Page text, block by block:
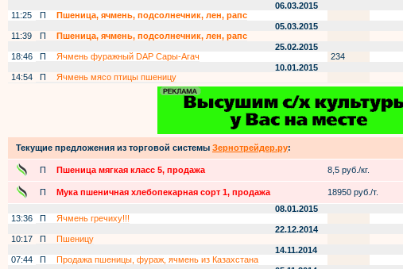
06.03.2015
11:25
П Пшеница, ячмень, подсолнечник, лен, рапс
05.03.2015
11:39
П Пшеница, ячмень, подсолнечник, лен, рапс
25.02.2015
18:46
П Ячмень фуражный DAP Сары-Агач 234
10.01.2015
14:54
П Ячмень мясо птицы пшеницу
Текущие предложения из торговой системы Зернотрейдер.ру:
П Пшеница мягкая класс 5, продажа 8,5 руб./кг.
П Мука пшеничная хлебопекарная сорт 1, продажа 18950 руб./т.
08.01.2015
13:36
П Ячмень гречиху!!!
22.12.2014
10:17
П Пшеницу
14.11.2014
07:44
П Продажа пшеницы, фураж, ячмень из Казахстана